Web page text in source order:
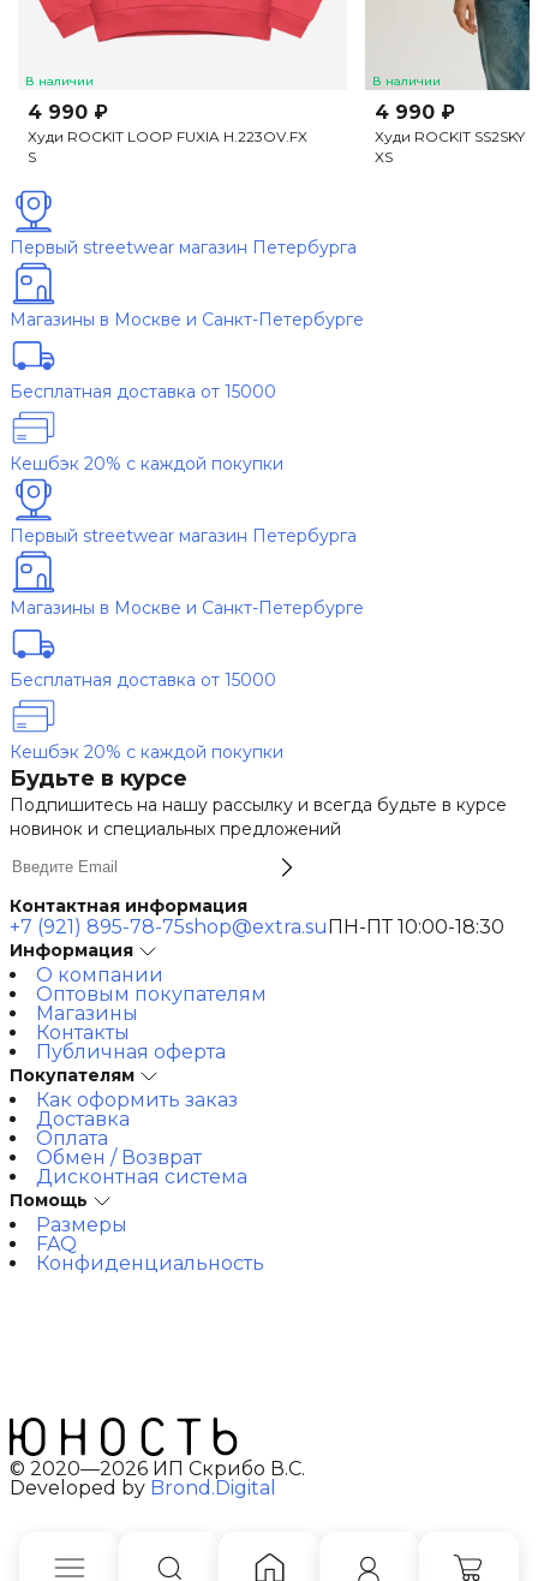
В наличии
4 990 ₽
Худи ROCKIT LOOP FUXIA H.223OV.FX
S
В наличии
4 990 ₽
Худи ROCKIT
XS
Первый streetwear магазин Петербурга
Магазины в Москве и Санкт-Петербурге
Бесплатная доставка от 15000
Кешбэк 20% с каждой покупки
Первый streetwear магазин Петербурга
Магазины в Москве и Санкт-Петербурге
Бесплатная доставка от 15000
Кешбэк 20% с каждой покупки
Будьте в курсе
Подпишитесь на нашу рассылку и всегда будьте в курсе
новинок и специальных предложений
Контактная информация
+7 (921) 895-78-75shop@extra.suПН-ПТ 10:00-18:30
Информация
О компании
Оптовым покупателям
Магазины
Контакты
Публичная оферта
Покупателям
Как оформить заказ
Доставка
Оплата
Обмен / Возврат
Дисконтная система
Помощь
Размеры
FAQ
Конфиденциальность
© 2020—2026 ИП Скрибо В.С.
Developed by Brond.Digital